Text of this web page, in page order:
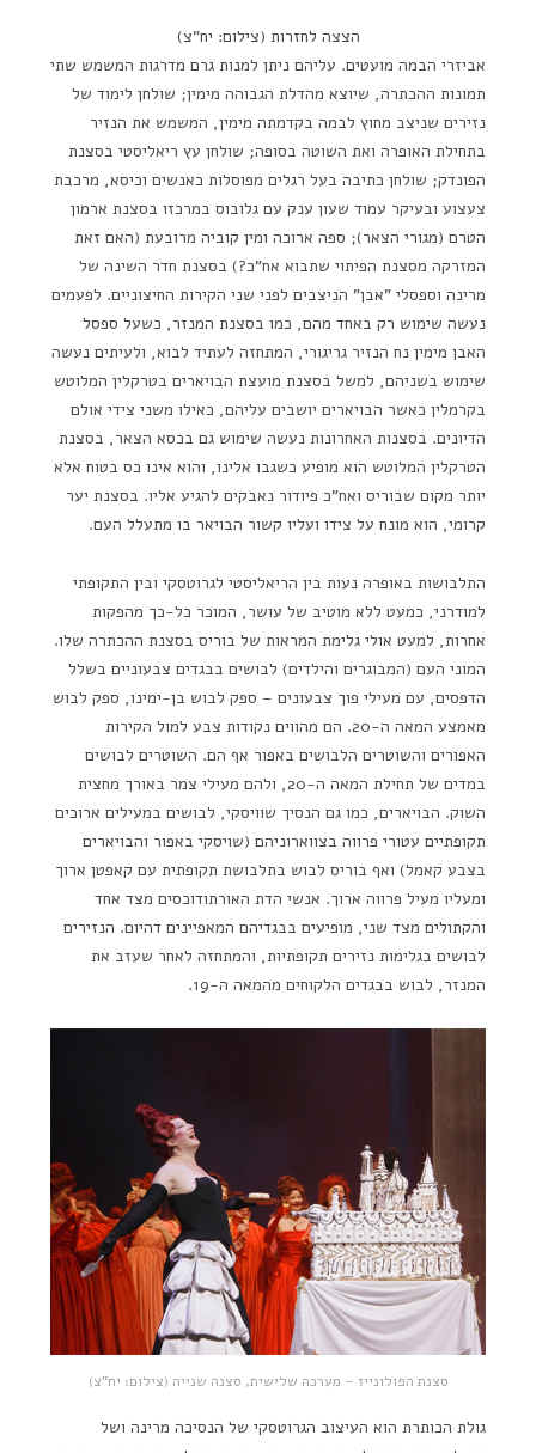
הצצה לחזרות (צילום: יח"צ)
אביזרי הבמה מועטים. עליהם ניתן למנות גרם מדרגות המשמש שתי
תמונות ההכתרה, שיוצא מהדלת הגבוהה מימין; שולחן לימוד של
נזירים שניצב מחוץ לבמה בקדמתה מימין, המשמש את הנזיר
בתחילת האופרה ואת השוטה בסופה; שולחן עץ ריאליסטי בסצנת
הפונדק; שולחן כתיבה בעל רגלים מפוסלות כאנשים וכיסא, מרכבת
צעצוע ובעיקר עמוד שעון ענק עם גלובוס במרכזו בסצנת ארמון
הטרם (מגורי הצאר); ספה ארוכה ומין קוביה מרובעת (האם זאת
המזרקה מסצנת הפיתוי שתבוא אח"כ?) בסצנת חדר השינה של
מרינה וספסלי "אבן" הניצבים לפני שני הקירות החיצוניים. לפעמים
נעשה שימוש רק באחד מהם, כמו בסצנת המנזר, כשעל ספסל
האבן מימין נח הנזיר גריגורי, המתחזה לעתיד לבוא, ולעיתים נעשה
שימוש בשניהם, למשל בסצנת מועצת הבויארים בטרקלין המלוטש
בקרמלין כאשר הבויארים יושבים עליהם, כאילו משני צידי אולם
הדיונים. בסצנות האחרונות נעשה שימוש גם בכסא הצאר, בסצנת
הטרקלין המלוטש הוא מופיע כשגבו אלינו, והוא אינו כס בטוח אלא
יותר מקום שבוריס ואח"כ פיודור נאבקים להגיע אליו. בסצנת יער
קרומי, הוא מונח על צידו ועליו קשור הבויאר בו מתעלל העם.
התלבושות באופרה נעות בין הריאליסטי לגרוטסקי ובין התקופתי
למודרני, כמעט ללא מוטיב של עושר, המוכר כל-כך מהפקות
אחרות, למעט אולי גלימת המראות של בוריס בסצנת ההכתרה שלו.
המוני העם (המבוגרים והילדים) לבושים בבגדים צבעוניים בשלל
הדפסים, עם מעילי פוך צבעונים – ספק לבוש בן-ימינו, ספק לבוש
מאמצע המאה ה-20. הם מהווים נקודות צבע למול הקירות
האפורים והשוטרים הלבושים באפור אף הם. השוטרים לבושים
במדים של תחילת המאה ה-20, ולהם מעילי צמר באורך מחצית
השוק. הבויארים, כמו גם הנסיך שוויסקי, לבושים במעילים ארוכים
תקופתיים עטורי פרווה בצווארוניהם (שויסקי באפור והבויארים
בצבע קאמל) ואף בוריס לבוש בתלבושת תקופתית עם קאפטן ארוך
ומעליו מעיל פרווה ארוך. אנשי הדת האורתודוכסים מצד אחד
והקתולים מצד שני, מופיעים בבגדיהם המאפיינים דהיום. הנזירים
לבושים בגלימות נזירים תקופתיות, והמתחזה לאחר שעזב את
המנזר, לבוש בבגדים הלקוחים מהמאה ה-19.
סצנת הפולונייז – מערכה שלישית, סצנה שנייה (צילום: יח"צ)
גולת הכותרת הוא העיצוב הגרוטסקי של הנסיכה מרינה ושל